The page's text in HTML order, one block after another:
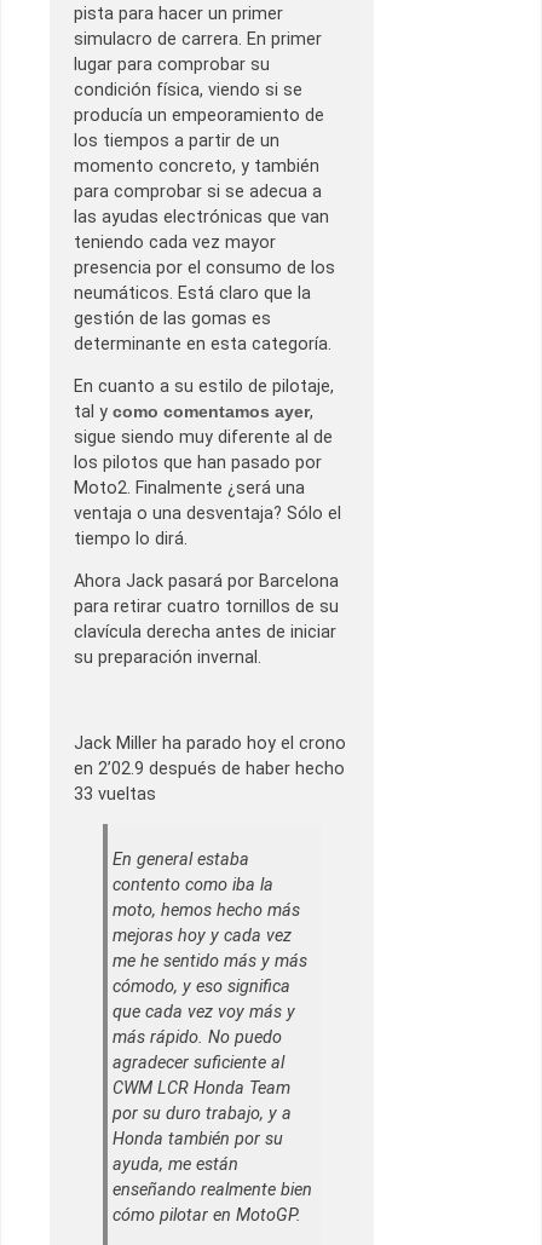
pista para hacer un primer
simulacro de carrera. En primer
lugar para comprobar su
condición física, viendo si se
producía un empeoramiento de
los tiempos a partir de un
momento concreto, y también
para comprobar si se adecua a
las ayudas electrónicas que van
teniendo cada vez mayor
presencia por el consumo de los
neumáticos. Está claro que la
gestión de las gomas es
determinante en esta categoría.
En cuanto a su estilo de pilotaje,
tal y como comentamos ayer,
sigue siendo muy diferente al de
los pilotos que han pasado por
Moto2. Finalmente ¿será una
ventaja o una desventaja? Sólo el
tiempo lo dirá.
Ahora Jack pasará por Barcelona
para retirar cuatro tornillos de su
clavícula derecha antes de iniciar
su preparación invernal.
Jack Miller ha parado hoy el crono
en 2’02.9 después de haber hecho
33 vueltas
En general estaba
contento como iba la
moto, hemos hecho más
mejoras hoy y cada vez
me he sentido más y más
cómodo, y eso significa
que cada vez voy más y
más rápido. No puedo
agradecer suficiente al
CWM LCR Honda Team
por su duro trabajo, y a
Honda también por su
ayuda, me están
enseñando realmente bien
cómo pilotar en MotoGP.